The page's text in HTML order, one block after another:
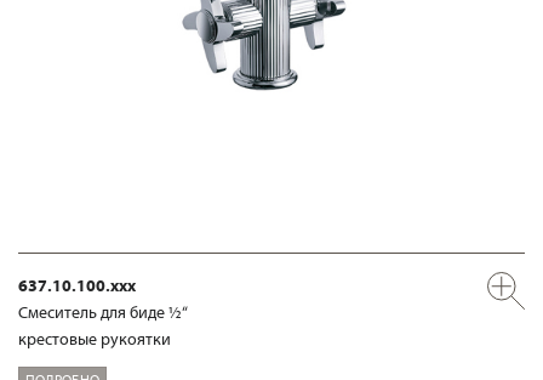
637.10.100.xxx
Смеситель для биде ½“
крестовые рукоятки